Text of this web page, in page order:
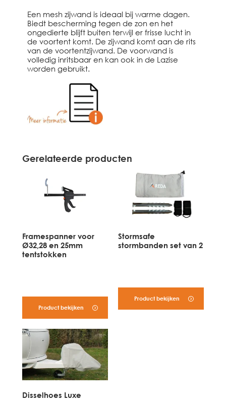
Een mesh zijwand is ideaal bij warme dagen.
Biedt bescherming tegen de zon en het
ongedierte blijft buiten terwijl er frisse lucht in
de voortent komt. De zijwand komt aan de rits
van de voortentzijwand. De voorwand is
volledig inritsbaar en kan ook in de Lazise
worden gebruikt.
Gerelateerde producten
Framespanner voor
Ø32,28 en 25mm
tentstokken
Product bekijken
Stormsafe
stormbanden set van 2
Product bekijken
Disselhoes Luxe